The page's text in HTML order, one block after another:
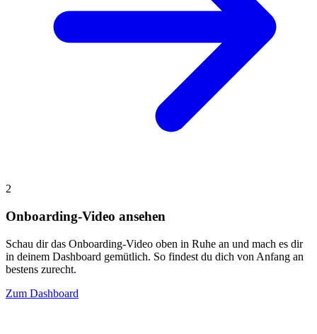
2
Onboarding-Video ansehen
Schau dir das Onboarding-Video oben in Ruhe an und mach es dir
in deinem Dashboard gemütlich. So findest du dich von Anfang an
bestens zurecht.
Zum Dashboard